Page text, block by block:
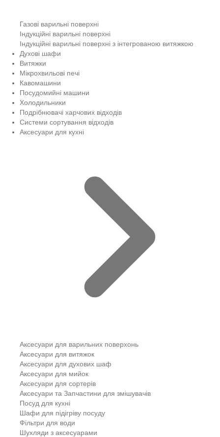
Газові варильні поверхні
Індукційні варильні поверхні
Індукційні варильні поверхні з інтегрованою витяжкою
Духові шафи
Витяжки
Мікрохвильові печі
Кавомашини
Посудомийні машини
Холодильники
Подрібнювачі харчових відходів
Системи сортування відходів
Аксесуари для кухні
Аксесуари для варильних поверхонь
Аксесуари для витяжок
Аксесуари для духових шаф
Аксесуари для мийок
Аксесуари для сортерів
Аксесуари та Запчастини для змішувачів
Посуд для кухні
Шафи для підігріву посуду
Фільтри для води
Шухляди з аксесуарами